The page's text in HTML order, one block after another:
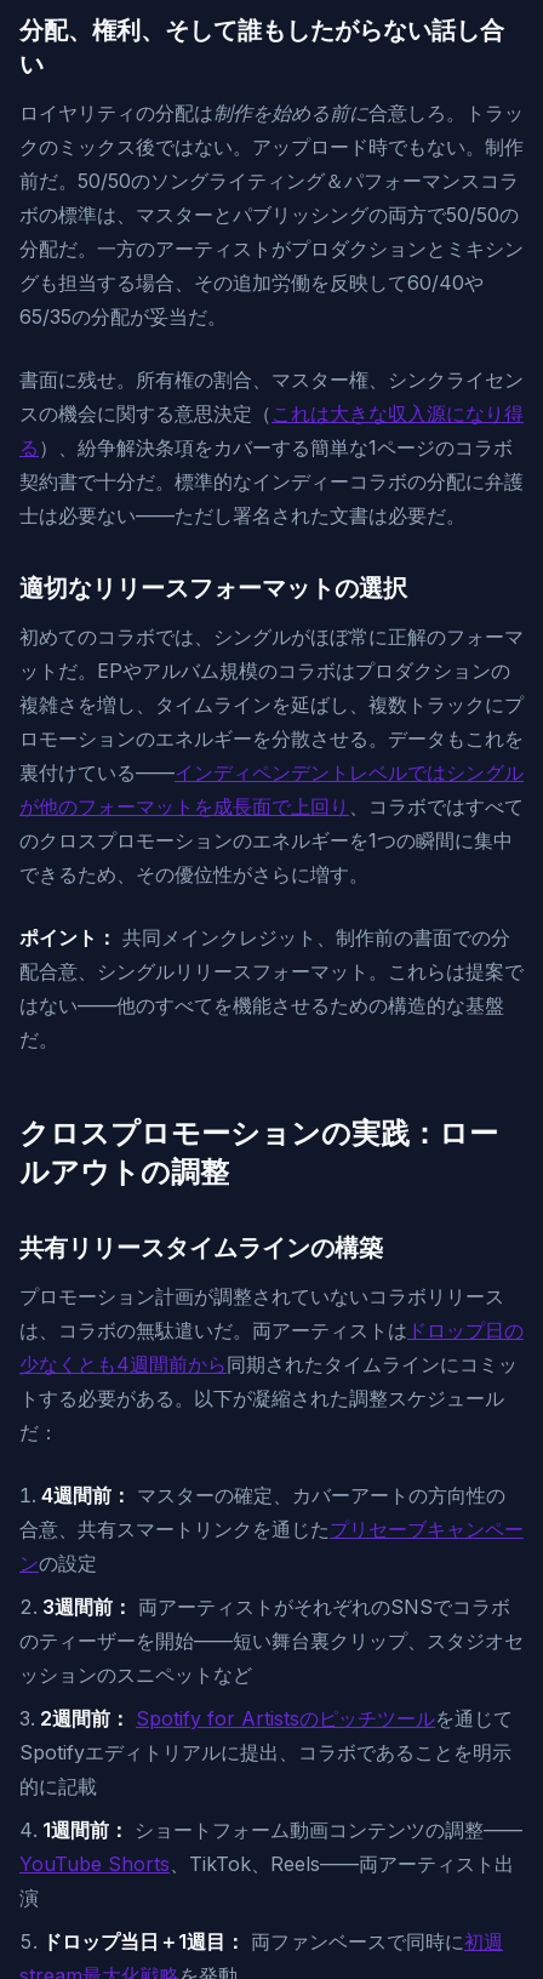
分配、権利、そして誰もしたがらない話し合
い
ロイヤリティの分配は制作を始める前に合意しろ。トラッ
クのミックス後ではない。アップロード時でもない。制作
前だ。50/50のソングライティング＆パフォーマンスコラ
ボの標準は、マスターとパブリッシングの両方で50/50の
分配だ。一方のアーティストがプロダクションとミキシン
グも担当する場合、その追加労働を反映して60/40や
65/35の分配が妥当だ。
書面に残せ。所有権の割合、マスター権、シンクライセン
スの機会に関する意思決定（ これは大きな収入源になり得
る ）、紛争解決条項をカバーする簡単な1ページのコラボ
契約書で十分だ。標準的なインディーコラボの分配に弁護
士は必要ない——ただし署名された文書は必要だ。
適切なリリースフォーマットの選択
初めてのコラボでは、シングルがほぼ常に正解のフォーマ
ットだ。EPやアルバム規模のコラボはプロダクションの
複雑さを増し、タイムラインを延ばし、複数トラックにプ
ロモーションのエネルギーを分散させる。データもこれを
裏付けている——インディペンデントレベルではシングル
が他のフォーマットを成長面で上回り 、コラボではすべて
のクロスプロモーションのエネルギーを1つの瞬間に集中
できるため、その優位性がさらに増す。
ポイント： 共同メインクレジット、制作前の書面での分
配合意、シングルリリースフォーマット。これらは提案で
はない——他のすべてを機能させるための構造的な基盤
だ。
クロスプロモーションの実践：ロー
ルアウトの調整
共有リリースタイムラインの構築
プロモーション計画が調整されていないコラボリリース
は、コラボの無駄遣いだ。両アーティストは ドロップ日の
少なくとも4週間前から同期されたタイムラインにコミッ
トする必要がある。以下が凝縮された調整スケジュール
だ：
4週間前： マスターの確定、カバーアートの方向性の
合意、共有スマートリンクを通じたプリセーブキャンペー
ンの設定
3週間前： 両アーティストがそれぞれのSNSでコラボ
のティーザーを開始——短い舞台裏クリップ、スタジオセ
ッションのスニペットなど
2週間前： Spotify for Artistsのピッチツールを通じて
Spotifyエディトリアルに提出、コラボであることを明示
的に記載
1週間前：
ショートフォーム動画コンテンツの調整——
YouTube Shorts、TikTok、Reels——両アーティスト出
演
ドロップ当日＋1週目： 両ファンベースで同時に初週